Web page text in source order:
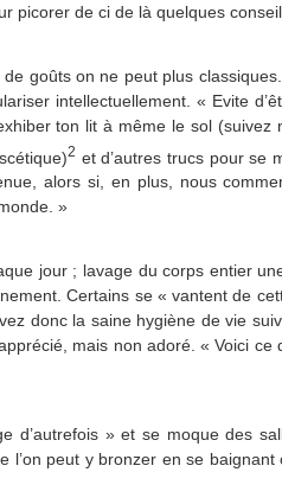
de ci de là quelques
goûts on ne peut plus
intellectuellement. « Evite
ton lit à même le sol
2 et d’autres trucs pour se
alors si, en plus, nous
»
jour ; lavage du corps entier
Certains se « vantent de
donc la saine hygiène de vie
mais non adoré. « Voici ce
d’autrefois » et se moque des
peut y bronzer en se